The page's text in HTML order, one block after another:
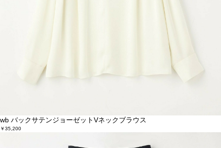
wb バックサテンジョーゼットVネックブラウス
￥35,200